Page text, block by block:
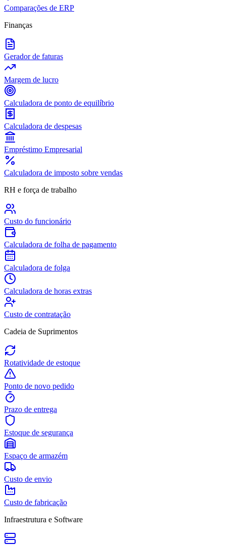
Comparações de ERP
Finanças
Gerador de faturas
Margem de lucro
Calculadora de ponto de equilíbrio
Calculadora de despesas
Empréstimo Empresarial
Calculadora de imposto sobre vendas
RH e força de trabalho
Custo do funcionário
Calculadora de folha de pagamento
Calculadora de folga
Calculadora de horas extras
Custo de contratação
Cadeia de Suprimentos
Rotatividade de estoque
Ponto de novo pedido
Prazo de entrega
Estoque de segurança
Espaço de armazém
Custo de envio
Custo de fabricação
Infraestrutura e Software